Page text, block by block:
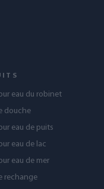
eau du robinet
douche
eau de puits
eau de lac
eau de mer
rechange